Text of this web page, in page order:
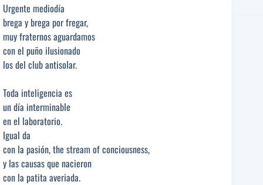
Urgente mediodía
brega y brega por fregar,
muy fraternos aguardamos
con el puño ilusionado
los del club antisolar.
Toda inteligencia es
un día interminable
en el laboratorio.
Igual da
con la pasión, the stream of conciousness,
y las causas que nacieron
con la patita averiada.